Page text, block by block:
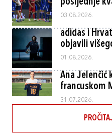
posljednje
03.08.2026.
adidas i
objavili
01.08.2026.
Ana Jelenčić
francuskom
31.07.2026.